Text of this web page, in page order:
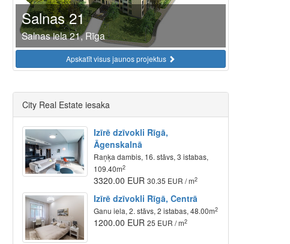
Salnas 21
Salnas iela 21, Rīga
Apskatīt visus jaunos projektus
City Real Estate iesaka
Izīrē dzīvokli Rīgā,
Āgenskalnā
Raņķa dambis, 16. stāvs, 3 istabas,
109.40m2
3320.00 EUR30.35 EUR / m2
Izīrē dzīvokli Rīgā, Centrā
Ganu iela, 2. stāvs, 2 istabas, 48.00m2
1200.00 EUR25 EUR / m2